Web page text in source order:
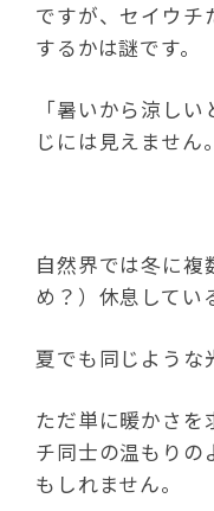
ですが、セイウチ
するかは謎です。
「暑いから涼し
じには見えません。
自然界では冬に複
め？）休息してい
夏でも同じような
ただ単に暖かさを
チ同士の温もりの
もしれません。